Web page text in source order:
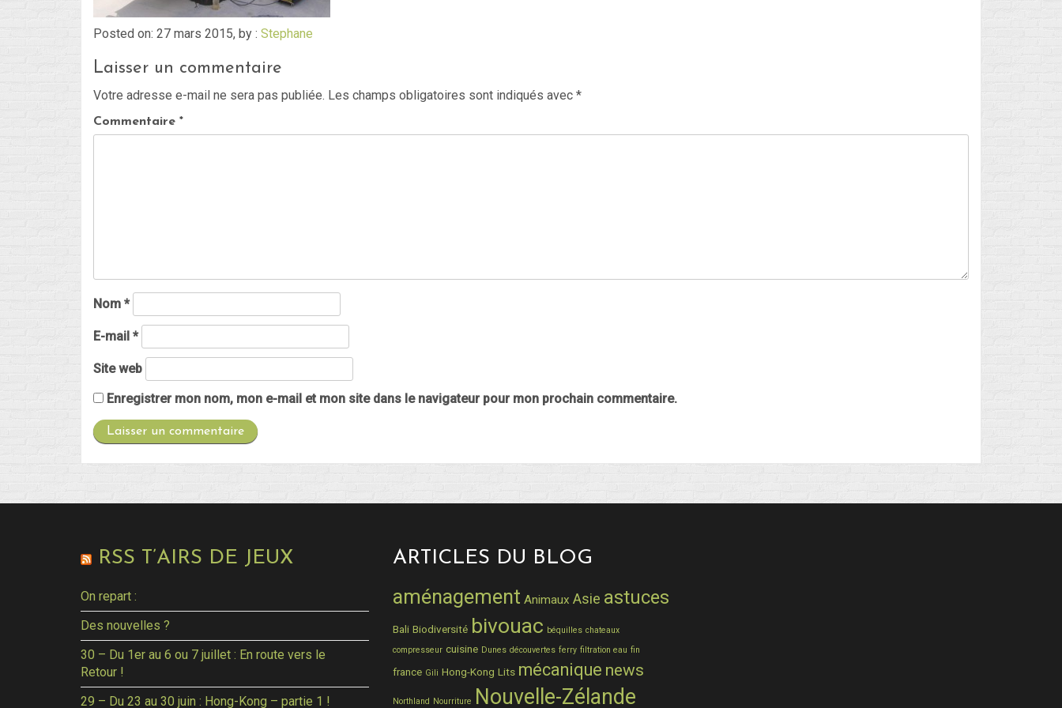
Posted on: 27 mars 2015, by : Stephane
Laisser un commentaire
Votre adresse e-mail ne sera pas publiée. Les champs obligatoires sont indiqués avec *
Commentaire *
Nom *
E-mail *
Site web
Enregistrer mon nom, mon e-mail et mon site dans le navigateur pour mon prochain commentaire.
RSS T’AIRS DE JEUX
On repart :
Des nouvelles ?
30 – Du 1er au 6 ou 7 juillet : En route vers le
Retour !
29 – Du 23 au 30 juin : Hong-Kong – partie 1 !
ARTICLES DU BLOG
aménagement Animaux Asie astuces
Bali Biodiversité bivouac béquilles chateaux
compresseur cuisine Dunes découvertes ferry filtration eau fin
france Gili Hong-Kong Lits mécanique news
Northland Nourriture Nouvelle-Zélande